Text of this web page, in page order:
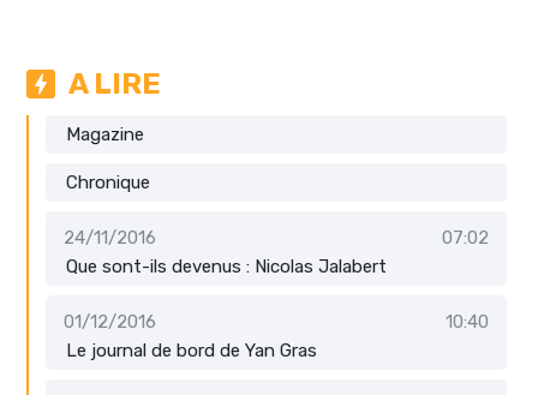
A LIRE
Magazine
Chronique
24/11/2016
07:02
Que sont-ils devenus : Nicolas Jalabert
01/12/2016
10:40
Le journal de bord de Yan Gras